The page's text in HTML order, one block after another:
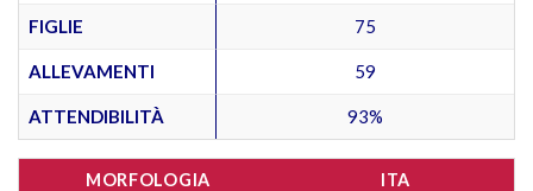
FIGLIE 75
ALLEVAMENTI 59
ATTENDIBILITÀ 93%
MORFOLOGIA ITA